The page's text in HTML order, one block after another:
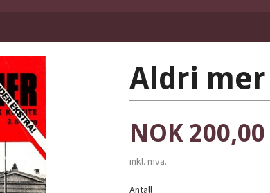
Aldri mer
Pris
NOK 200,00
inkl. mva.
Antall